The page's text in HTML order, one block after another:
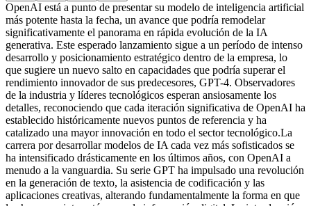
OpenAI está a punto de presentar su modelo de inteligencia artificial
más potente hasta la fecha, un avance que podría remodelar
significativamente el panorama en rápida evolución de la IA
generativa. Este esperado lanzamiento sigue a un período de intenso
desarrollo y posicionamiento estratégico dentro de la empresa, lo
que sugiere un nuevo salto en capacidades que podría superar el
rendimiento innovador de sus predecesores, GPT-4. Observadores
de la industria y líderes tecnológicos esperan ansiosamente los
detalles, reconociendo que cada iteración significativa de OpenAI ha
establecido históricamente nuevos puntos de referencia y ha
catalizado una mayor innovación en todo el sector tecnológico.La
carrera por desarrollar modelos de IA cada vez más sofisticados se
ha intensificado drásticamente en los últimos años, con OpenAI a
menudo a la vanguardia. Su serie GPT ha impulsado una revolución
en la generación de texto, la asistencia de codificación y las
aplicaciones creativas, alterando fundamentalmente la forma en que